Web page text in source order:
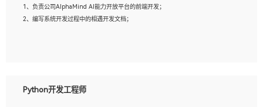
3、具备良好的交流协调能力，有较强的责任感、工作积极主动；
4、有较强的系统需求分析、文档编写能力、沟通能力；
1、负责公司AlphaMind AI能力开放平台的前端开发；
2、编写系统开发过程中的相遇开发文档；
3、熟悉react/vue/angular任何一种前端框架，熟悉react优先；
Python开发工程师